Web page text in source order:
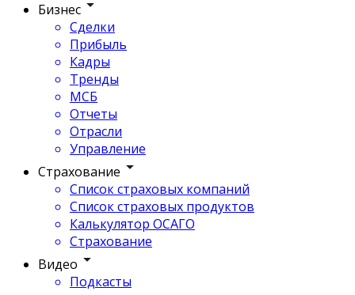
Бизнес
Сделки
Прибыль
Кадры
Тренды
МСБ
Отчеты
Отрасли
Управление
Страхование
Список страховых компаний
Список страховых продуктов
Калькулятор ОСАГО
Страхование
Видео
Подкасты